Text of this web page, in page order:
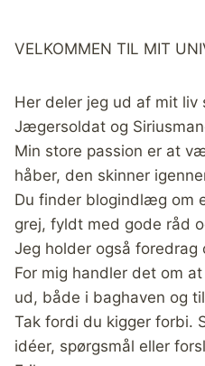
VELKOMMEN TIL MIT
Her deler jeg ud af mit liv
Jægersoldat og
Min store passion er at
håber, den skinner
Du finder blogindlæg om
grej, fyldt med gode råd
Jeg holder også foredrag
For mig handler det om
ud, både i baghaven og
Tak fordi du kigger forbi.
idéer, spørgsmål eller